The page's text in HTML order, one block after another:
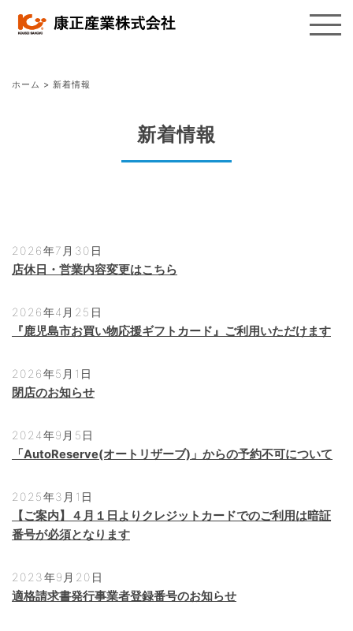
ホーム > 新着情報
新着情報
2026年7月30日
店休日・営業内容変更はこちら
2026年4月25日
『鹿児島市お買い物応援ギフトカード』ご利用いただけます
2026年5月1日
閉店のお知らせ
2024年9月5日
「AutoReserve(オートリザーブ)」からの予約不可について
2025年3月1日
【ご案内】４月１日よりクレジットカードでのご利用は暗証
番号が必須となります
2023年9月20日
適格請求書発行事業者登録番号のお知らせ